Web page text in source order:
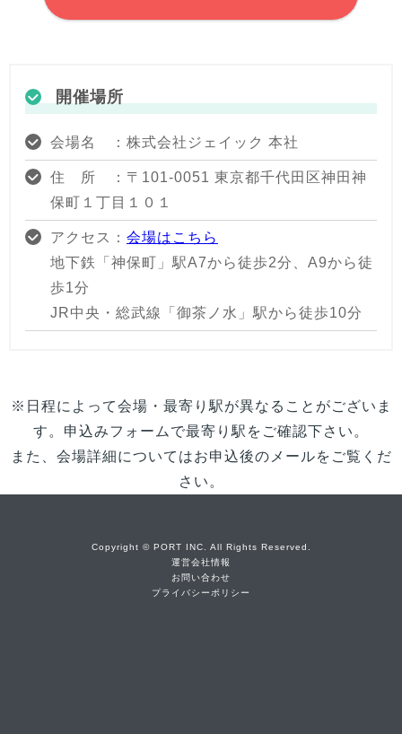
開催場所
会場名 ：株式会社ジェイック 本社
住 所 ：〒101-0051 東京都千代田区神田神
保町１丁目１０１
アクセス： 会場はこちら
地下鉄「神保町」駅A7から徒歩2分、A9から徒
歩1分
JR中央・総武線「御茶ノ水」駅から徒歩10分
※日程によって会場・最寄り駅が異なることがございま
す。申込みフォームで最寄り駅をご確認下さい。
また、会場詳細についてはお申込後のメールをご覧くだ
さい。
Copyright © PORT INC. All Rights Reserved.
運営会社情報
お問い合わせ
プライバシーポリシー